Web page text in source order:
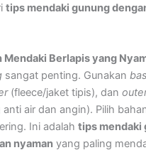
tips mendaki gunung
Mendaki Berlapis yang
sangat penting. Gunakan
(fleece/jaket tipis), dan
anti air dan angin). Pilih
Ini adalahtips mendaki
nyaman yang paling